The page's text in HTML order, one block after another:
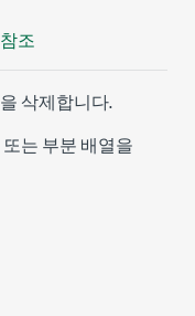
조
삭제합니다.
는 부분 배열을